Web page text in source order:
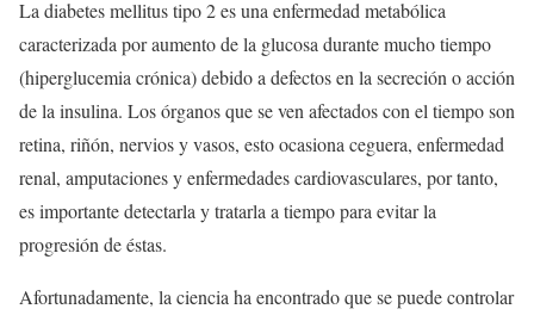
La diabetes mellitus tipo 2 es una enfermedad metabólica
caracterizada por aumento de la glucosa durante mucho tiempo
(hiperglucemia crónica) debido a defectos en la secreción o acción
de la insulina. Los órganos que se ven afectados con el tiempo son
retina, riñón, nervios y vasos, esto ocasiona ceguera, enfermedad
renal, amputaciones y enfermedades cardiovasculares, por tanto,
es importante detectarla y tratarla a tiempo para evitar la
progresión de éstas.
Afortunadamente, la ciencia ha encontrado que se puede controlar